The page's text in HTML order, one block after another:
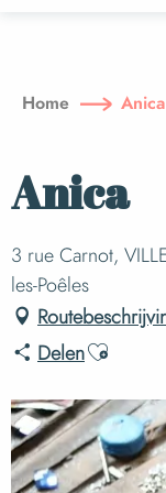
principal
Home Anica
Anica
3 rue Carnot,
les-Poêles
DelenAjouter